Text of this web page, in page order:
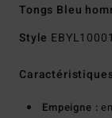
Tongs Bleu
Style
Empeigne :